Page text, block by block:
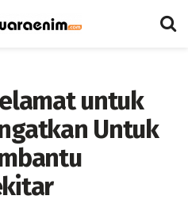
untuk
Untuk